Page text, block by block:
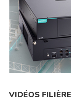
VIDÉOS